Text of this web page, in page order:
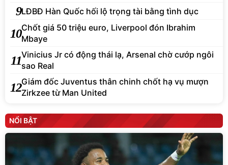
9LĐBĐ Hàn Quốc hối lộ trọng tài bằng tình dục
10Chốt giá 50 triệu euro, Liverpool đón Ibrahim
Mbaye
11Vinicius Jr có động thái lạ, Arsenal chờ cướp ngôi
sao Real
12Giám đốc Juventus thân chinh chốt hạ vụ mượn
Zirkzee từ Man United
NỔI BẬT